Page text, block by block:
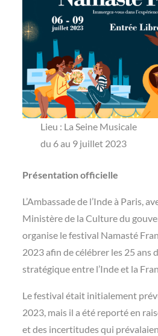
Lieu : La Seine Musicale
du 6 au 9 juillet 2023
Présentation officielle
L’Ambassade de l’Inde à Paris,
Ministère de la Culture du
organise le festival Namasté
2023 afin de célébrer les 25 ans
stratégique entre l’Inde et la
Le festival était initialement
2023, mais il a été reporté en
et des incertitudes qui